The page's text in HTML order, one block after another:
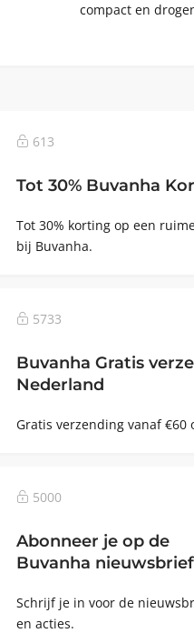
compact en
613
Tot 30% Buvanha
Tot 30% korting op een
bij Buvanha.
5733
Buvanha Gratis
Nederland
Gratis verzending vanaf €60
5000
Abonneer je op de
Buvanha nieuwsbrief
Schrijf je in voor de
en acties.